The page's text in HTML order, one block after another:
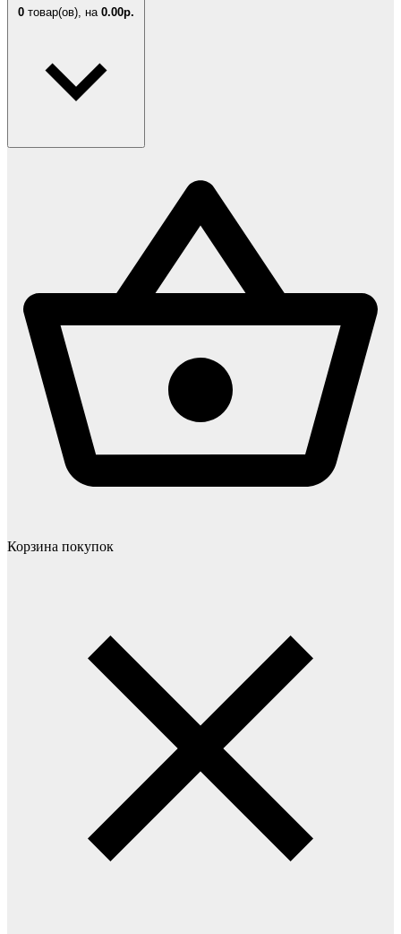
0 товар(ов), на 0.00р.
Корзина покупок